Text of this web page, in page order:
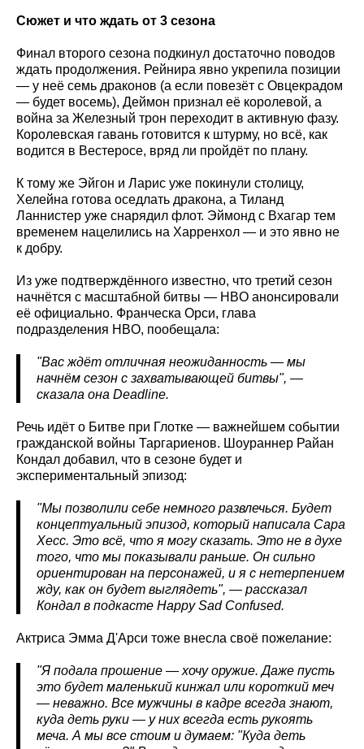
Сюжет и что ждать от 3 сезона
Финал второго сезона подкинул достаточно поводов
ждать продолжения. Рейнира явно укрепила позиции
— у неё семь драконов (а если повезёт с Овцекрадом
— будет восемь), Деймон признал её королевой, а
война за Железный трон переходит в активную фазу.
Королевская гавань готовится к штурму, но всё, как
водится в Вестеросе, вряд ли пройдёт по плану.
К тому же Эйгон и Ларис уже покинули столицу,
Хелейна готова оседлать дракона, а Тиланд
Ланнистер уже снарядил флот. Эймонд с Вхагар тем
временем нацелились на Харренхол — и это явно не
к добру.
Из уже подтверждённого известно, что третий сезон
начнётся с масштабной битвы — HBO анонсировали
её официально. Франческа Орси, глава
подразделения HBO, пообещала:
"Вас ждёт отличная неожиданность — мы
начнём сезон с захватывающей битвы", —
сказала она Deadline.
Речь идёт о Битве при Глотке — важнейшем событии
гражданской войны Таргариенов. Шоураннер Райан
Кондал добавил, что в сезоне будет и
экспериментальный эпизод:
"Мы позволили себе немного развлечься. Будет
концептуальный эпизод, который написала Сара
Хесс. Это всё, что я могу сказать. Это не в духе
того, что мы показывали раньше. Он сильно
ориентирован на персонажей, и я с нетерпением
жду, как он будет выглядеть", — рассказал
Кондал в подкасте HappySadConfused.
Актриса Эмма Д'Арси тоже внесла своё пожелание:
"Я подала прошение — хочу оружие. Даже пусть
это будет маленький кинжал или короткий меч
— неважно. Все мужчины в кадре всегда знают,
куда деть руки — у них всегда есть рукоять
меча. А мы все стоим и думаем: "Куда деть